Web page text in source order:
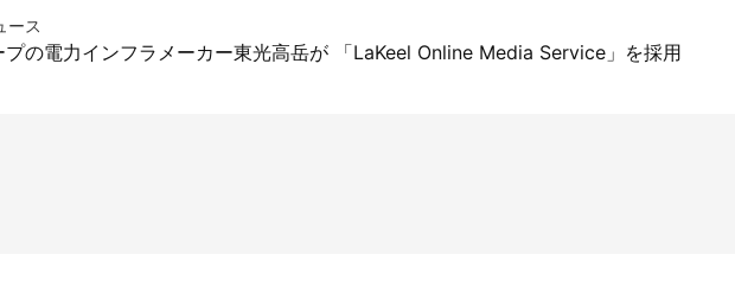
ース
プの電力インフラメーカー東光高岳が 「LaKeel Online Media Service」を採用